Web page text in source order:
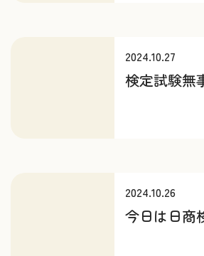
2024.10.27
検定試験無
2024.10.26
今日は日商